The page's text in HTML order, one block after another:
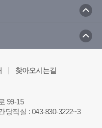
찾아오시는길
99-15
당직실 : 043-830-3222~3